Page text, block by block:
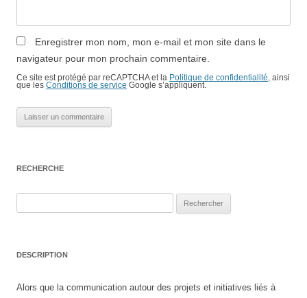
Enregistrer mon nom, mon e-mail et mon site dans le
navigateur pour mon prochain commentaire.
Ce site est protégé par reCAPTCHA et la Politique de confidentialité, ainsi
que les Conditions de service Google s’appliquent.
RECHERCHE
DESCRIPTION
Alors que la communication autour des projets et initiatives liés à